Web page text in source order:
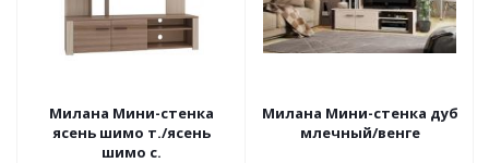
Милана Мини-стенка
ясень шимо т./ясень
шимо с.
Милана Мини-стенка дуб
млечный/венге